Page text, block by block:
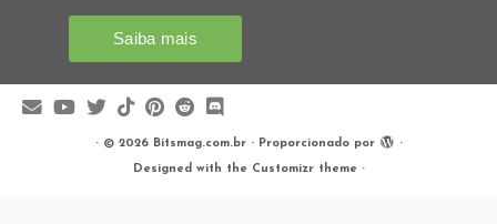
· © 2026 Bitsmag.com.br· Proporcionado por ·
Designed with the Customizr theme ·